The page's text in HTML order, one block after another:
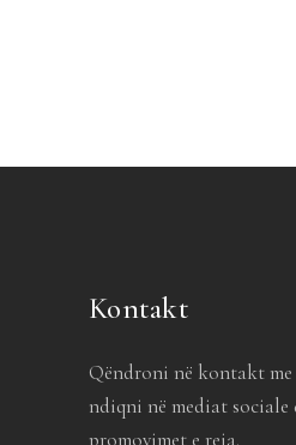
Kontakt
Qëndroni në kontakt
ndiqni në mediat sociale
promovimet e reja.